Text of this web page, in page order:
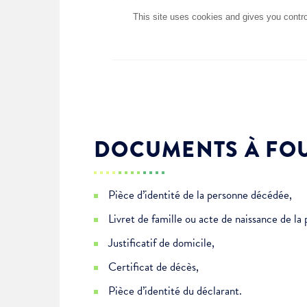
DOCUMENTS À
Pièce d’identité de la personne décédée,
Livret de famille ou acte de naissance de la
Justificatif de domicile,
Certificat de décès,
Pièce d’identité du déclarant.
Alertes Mail
Newsletter Culture